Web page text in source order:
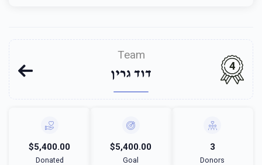
Team
דוד גרין
4
$5,400.00
Donated
$5,400.00
Goal
3
Donors